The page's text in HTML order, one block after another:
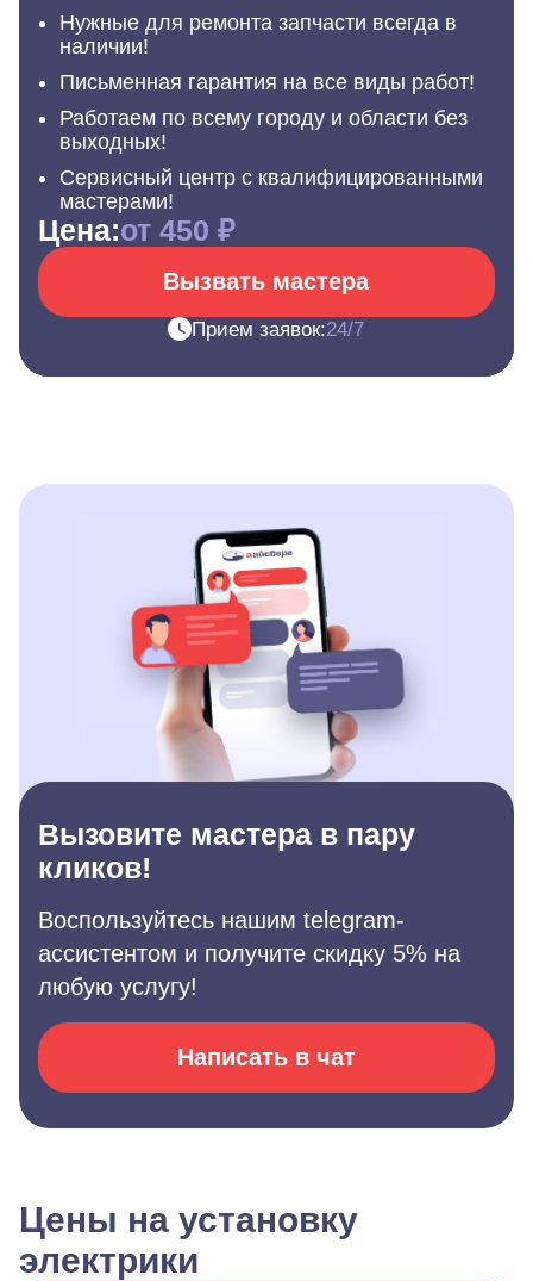
Нужные для ремонта запчасти всегда в
наличии!
Письменная гарантия на все виды работ!
Работаем по всему городу и области без
выходных!
Сервисный центр с квалифицированными
мастерами!
Цена:от 450 ₽
Вызвать мастера
Прием заявок:24/7
Вызовите мастера в пару
кликов!
Воспользуйтесь нашим telegram-
ассистентом и получите скидку 5% на
любую услугу!
Написать в чат
Цены на установку
электрики